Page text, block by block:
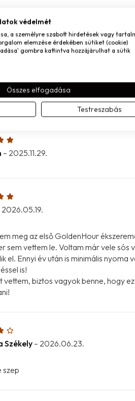
Fekete– 2025.08.17.
K.–2025.09.10.
– 2025.11.29.
2026.05.19.
meg az első GoldenHour
sem vettem le. Voltam már vele
el. Ennyi év után is minimális
is!
vettem, biztos vagyok benne, hogy
Székely – 2026.06.23.
szep
védelmét
a személyre szabott hirdetések vagy
elemzése érdekében sütiket (cookie)
gombra kattintva hozzájárulhat a sütik
Összes elfogadása
Testreszabás